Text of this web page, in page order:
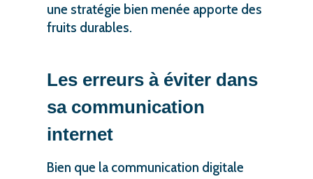
une stratégie bien menée apporte des
fruits durables.
Les erreurs à éviter dans
sa communication
internet
Bien que la communication digitale